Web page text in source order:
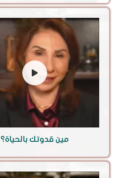
مين قدوتك بالحياة؟